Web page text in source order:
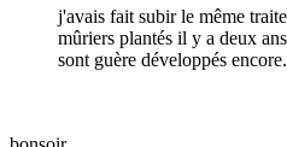
j'avais fait subir le même
mûriers plantés il y a deux
sont guère développés